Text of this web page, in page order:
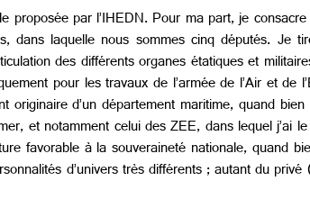
par l’IHEDN. Pour ma part, je
laquelle nous sommes cinq députés. Je
des différents organes étatiques et
pour les travaux de l’armée de l’Air et de
d’un département maritime, quand
et notamment celui des ZEE, dans lequel j’ai
favorable à la souveraineté nationale, quand
d’univers très différents ; autant du